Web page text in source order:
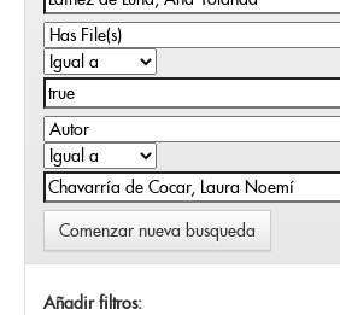
Comenzar nueva busqueda
Añadir filtros: